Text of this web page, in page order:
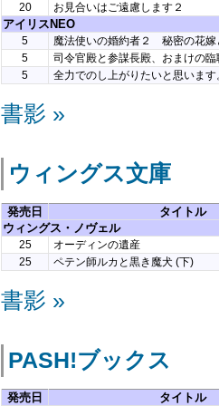
20
お見合いはご遠慮します２
アイリスNEO
5
魔法使いの婚約者２ 秘密の花嫁
5
司令官殿と参謀長殿、おまけの臨
5
全力でのし上がりたいと思います
書影 »
ウィングス文庫
発売日
タイトル
ウィングス・ノヴェル
25
オーディンの遺産
25
ペテン師ルカと黒き魔犬 (下)
書影 »
PASH!ブックス
発売日 タイトル